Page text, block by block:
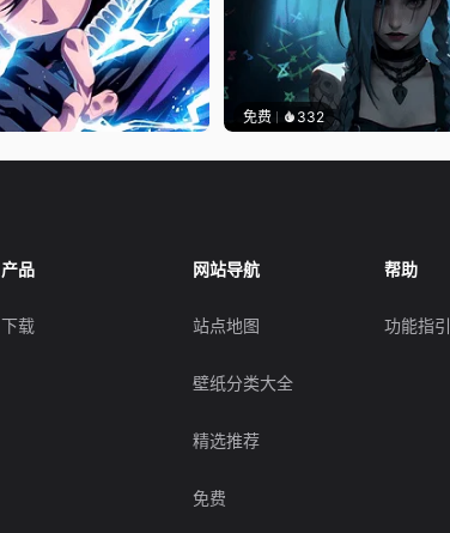
免费 332
产品
下载
网站导航
站点地图
壁纸分类大全
精选推荐
免费
帮助
功能指引